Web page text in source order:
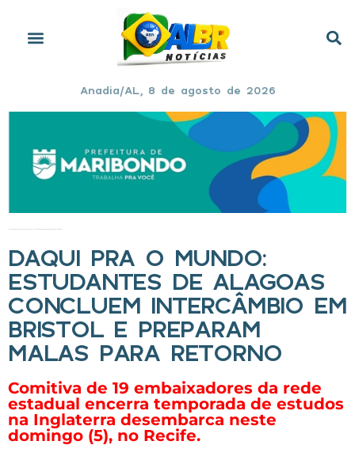
Anadia/AL, 8 de agosto de 2026
DAQUI PRA O MUNDO:
ESTUDANTES DE ALAGOAS
CONCLUEM INTERCÂMBIO EM
BRISTOL E PREPARAM
MALAS PARA RETORNO
Comitiva de 19 embaixadores da rede
estadual encerra temporada de estudos
na Inglaterra desembarca neste
domingo (5), no Recife.